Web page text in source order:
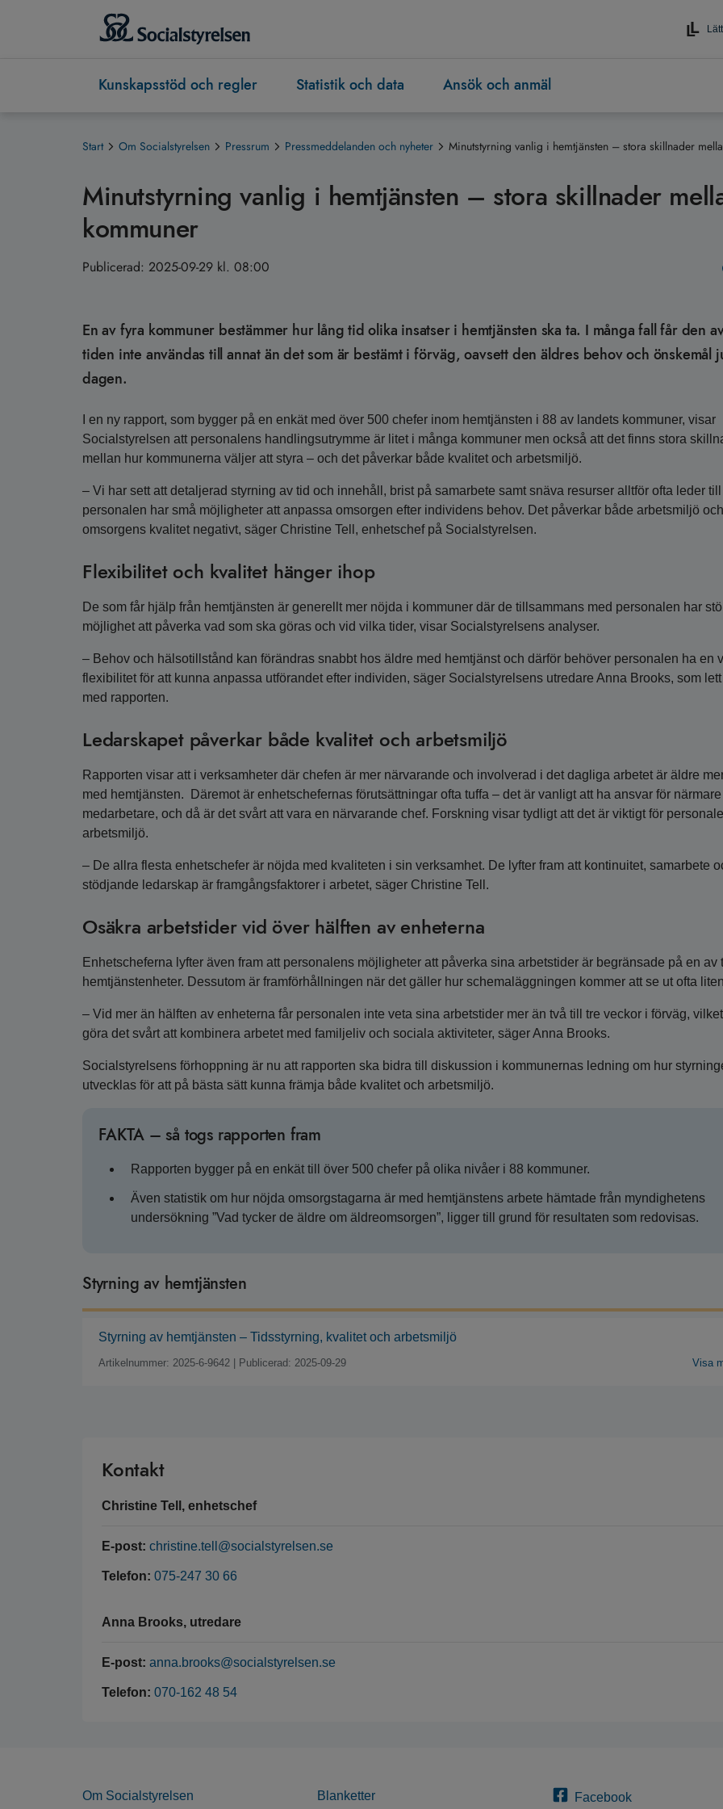
Kunskapsstöd och regler Statistik och data Ansök och anmäl
Start Om Socialstyrelsen Pressrum Pressmeddelanden och nyheter Minutstyrning vanlig i hemtjänsten – stora skillnader
Minutstyrning vanlig i hemtjänsten – stora skillnader
kommuner
Publicerad: 2025-09-29 kl. 08:00
En av fyra kommuner bestämmer hur lång tid olika insatser i hemtjänsten ska ta. I många fall får den
tiden inte användas till annat än det som är bestämt i förväg, oavsett den äldres behov och önskemål
dagen.
I en ny rapport, som bygger på en enkät med över 500 chefer inom hemtjänsten i 88 av landets kommuner, visar
Socialstyrelsen att personalens handlingsutrymme är litet i många kommuner men också att det finns stora
mellan hur kommunerna väljer att styra – och det påverkar både kvalitet och arbetsmiljö.
– Vi har sett att detaljerad styrning av tid och innehåll, brist på samarbete samt snäva resurser alltför ofta leder till
personalen har små möjligheter att anpassa omsorgen efter individens behov. Det påverkar både arbetsmiljö och
omsorgens kvalitet negativt, säger Christine Tell, enhetschef på Socialstyrelsen.
Flexibilitet och kvalitet hänger ihop
De som får hjälp från hemtjänsten är generellt mer nöjda i kommuner där de tillsammans med personalen har
möjlighet att påverka vad som ska göras och vid vilka tider, visar Socialstyrelsens analyser.
– Behov och hälsotillstånd kan förändras snabbt hos äldre med hemtjänst och därför behöver personalen ha en
flexibilitet för att kunna anpassa utförandet efter individen, säger Socialstyrelsens utredare Anna Brooks, som
med rapporten.
Ledarskapet påverkar både kvalitet och arbetsmiljö
Rapporten visar att i verksamheter där chefen är mer närvarande och involverad i det dagliga arbetet är äldre
med hemtjänsten. Däremot är enhetschefernas förutsättningar ofta tuffa – det är vanligt att ha ansvar för
medarbetare, och då är det svårt att vara en närvarande chef. Forskning visar tydligt att det är viktigt för
arbetsmiljö.
– De allra flesta enhetschefer är nöjda med kvaliteten i sin verksamhet. De lyfter fram att kontinuitet, samarbete
stödjande ledarskap är framgångsfaktorer i arbetet, säger Christine Tell.
Osäkra arbetstider vid över hälften av enheterna
Enhetscheferna lyfter även fram att personalens möjligheter att påverka sina arbetstider är begränsade på en av
hemtjänstenheter. Dessutom är framförhållningen när det gäller hur schemaläggningen kommer att se ut ofta
– Vid mer än hälften av enheterna får personalen inte veta sina arbetstider mer än två till tre veckor i förväg,
göra det svårt att kombinera arbetet med familjeliv och sociala aktiviteter, säger Anna Brooks.
Socialstyrelsens förhoppning är nu att rapporten ska bidra till diskussion i kommunernas ledning om hur
utvecklas för att på bästa sätt kunna främja både kvalitet och arbetsmiljö.
FAKTA – så togs rapporten fram
Rapporten bygger på en enkät till över 500 chefer på olika nivåer i 88 kommuner.
Även statistik om hur nöjda omsorgstagarna är med hemtjänstens arbete hämtade från myndighetens
undersökning ”Vad tycker de äldre om äldreomsorgen”, ligger till grund för resultaten som redovisas.
Styrning av hemtjänsten
Styrning av hemtjänsten – Tidsstyrning, kvalitet och arbetsmiljö
Artikelnummer: 2025-6-9642 Publicerad: 2025-09-29 Visa
Kontakt
Christine Tell, enhetschef
E-post: christine.tell@socialstyrelsen.se
Telefon: 075-247 30 66
Anna Brooks, utredare
E-post: anna.brooks@socialstyrelsen.se
Telefon: 070-162 48 54
Om Socialstyrelsen Blanketter Facebook